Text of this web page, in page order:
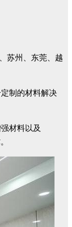
苏州、东莞、越
制的材料解决
材料以及